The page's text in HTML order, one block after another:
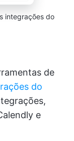
integrações do
de
do
e